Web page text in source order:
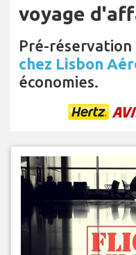
voyage
Pré-réservation
chez Lisbon
économies.